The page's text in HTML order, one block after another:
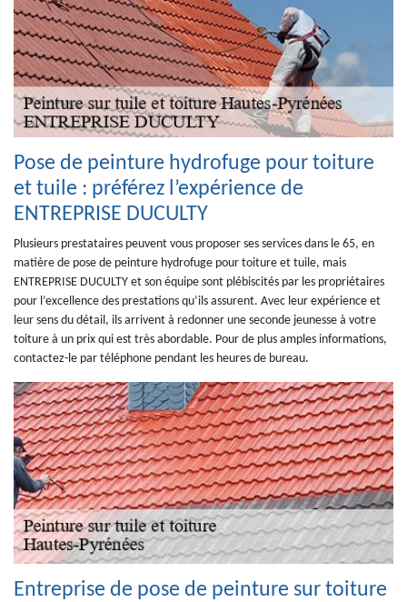
Pose de peinture hydrofuge pour toiture
et tuile : préférez l’expérience de
ENTREPRISE DUCULTY
Plusieurs prestataires peuvent vous proposer ses services dans le 65, en
matière de pose de peinture hydrofuge pour toiture et tuile, mais
ENTREPRISE DUCULTY et son équipe sont plébiscités par les propriétaires
pour l’excellence des prestations qu’ils assurent. Avec leur expérience et
leur sens du détail, ils arrivent à redonner une seconde jeunesse à votre
toiture à un prix qui est très abordable. Pour de plus amples informations,
contactez-le par téléphone pendant les heures de bureau.
Entreprise de pose de peinture sur toiture